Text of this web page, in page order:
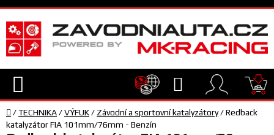
Přejít
na
obsah
Hledat
TECHNIKA
Domů
/TECHNIKA/VÝFUK/ Závodní a sportovní katalyzátory/Redback
katalyzátor FIA 101mm/76mm - Benzín